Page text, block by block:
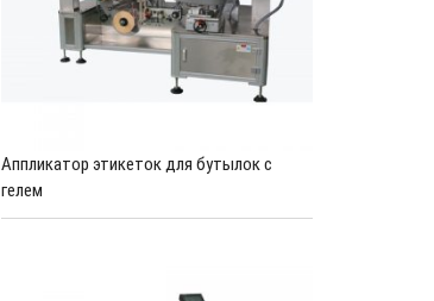
Аппликатор этикеток для бутылок с
гелем